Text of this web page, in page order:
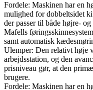
Fordele: Maskinen har en
mulighed for dobbeltsidet
der passer til både højre-
Mafells
samt automatisk
Ulemper: Den relativt høje
arbejdsstation, og den
prisniveau gør, at den
brugere.
Fordele: Maskinen har en